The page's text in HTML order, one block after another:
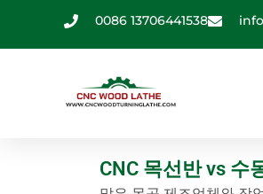
0086 13706441538
CNC 목선반 vs 수